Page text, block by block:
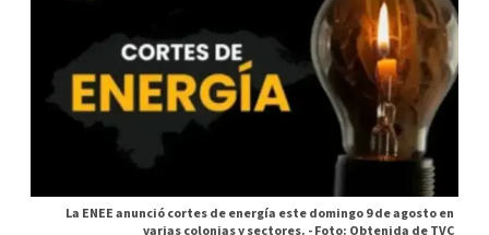
La ENEE anunció cortes de energía este domingo 9 de agosto en
varias colonias y sectores. -Foto: Obtenida de TVC